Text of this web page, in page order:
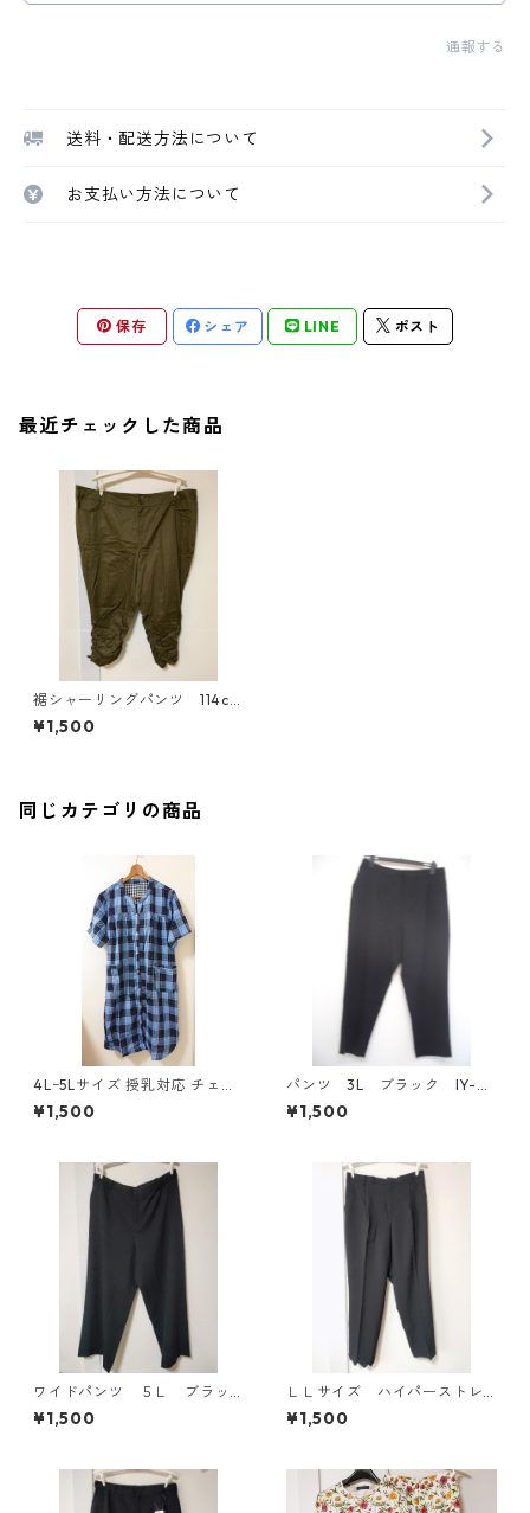
通報する
送料・配送方法について
お支払い方法について
保存 シェア LINE ポスト
最近チェックした商品
裾シャーリングパンツ 114cm
カーキ KAE-4360
¥1,500
同じカテゴリの商品
4Lｰ5Lサイズ 授乳対応 チェッ
ク柄 半袖ルームウェア マタニ
ティ ブルー系/グレー ◆KIY-1
¥1,500
パンツ 3L ブラック IY-45
25
¥1,500
ワイドパンツ ５Ｌ ブラッ
ク KAE-4725
¥1,500
ＬＬサイズ ハイパーストレ
ッチ センタープレスパン
ツ ブラック KAE-4704
¥1,500